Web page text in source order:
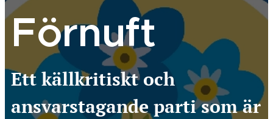
Förnuft
Ett källkritiskt och
ansvarstagande parti som är